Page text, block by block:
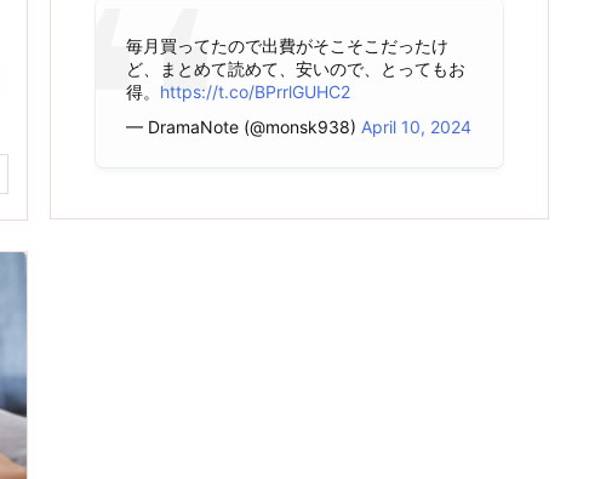
毎月買ってたので出費がそこそこだったけ
ど、まとめて読めて、安いので、とってもお
得。 https://t.co/BPrrlGUHC2
— DramaNote (@monsk938) April 10, 2024